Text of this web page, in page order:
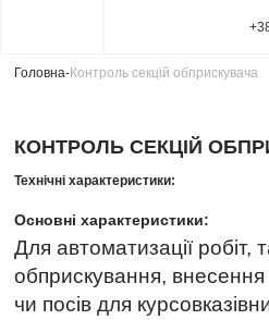
Головна-Контроль секцій обприскувача
КОНТРОЛЬ СЕКЦІЙ
Технічні характеристики:
Основні характеристики:
Для автоматизації робіт,
обприскування,
чи посів для